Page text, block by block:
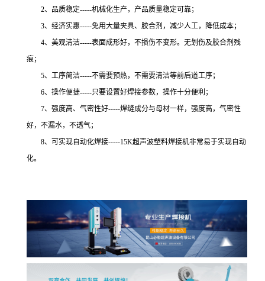
2、品质稳定-----机械化生产，产品质量稳定可靠；
3、经济实惠-----免用大量夹具、胶合剂，减少人工，降低成本；
4、美观清洁-----表面成形好，不损伤不变形。无划伤及胶合剂残
痕；
5、工序简洁-----不需要预热，不需要清洁等前后道工序；
6、操作便捷-----只要设置好焊接参数，操作十分便利；
7、强度高、气密性好-----焊缝成分与母材一样，强度高，气密性
好，不漏水，不透气；
8、可实现自动化焊接-----15K超声波塑料焊接机非常易于实现自动
化。